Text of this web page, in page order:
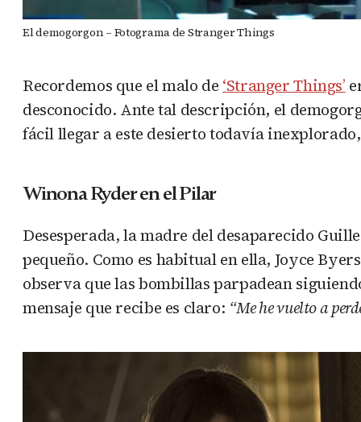
El demogorgon – Fotograma de Stranger Things
Recordemos que el malo de ‘Stranger Things’
desconocido. Ante tal descripción, el
fácil llegar a este desierto todavía
Winona Ryder en el Pilar
Desesperada, la madre del desaparecido
pequeño. Como es habitual en ella, Joyce
observa que las bombillas parpadean
mensaje que recibe es claro: “Me he vuelto a